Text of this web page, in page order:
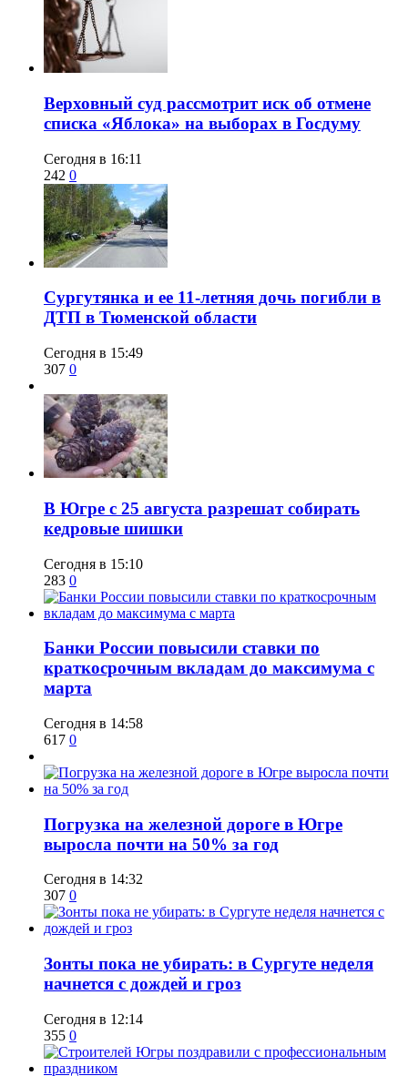
​Верховный суд рассмотрит иск об отмене
списка «Яблока» на выборах в Госдуму
Сегодня в 16:11
242 0
Сургутянка и ее 11-летняя дочь погибли в
ДТП в Тюменской области
Сегодня в 15:49
307 0
​В Югре с 25 августа разрешат собирать
кедровые шишки
Сегодня в 15:10
283 0
​Банки России повысили ставки по
краткосрочным вкладам до максимума с
марта
Сегодня в 14:58
617 0
​Погрузка на железной дороге в Югре
выросла почти на 50% за год
Сегодня в 14:32
307 0
​Зонты пока не убирать: в Сургуте неделя
начнется с дождей и гроз
Сегодня в 12:14
355 0